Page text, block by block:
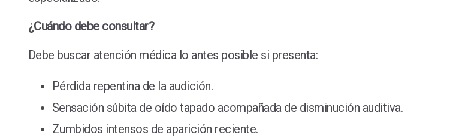
¿Cuándo debe consultar?
Debe buscar atención médica lo antes posible si presenta:
Pérdida repentina de la audición.
Sensación súbita de oído tapado acompañada de disminución auditiva.
Zumbidos intensos de aparición reciente.